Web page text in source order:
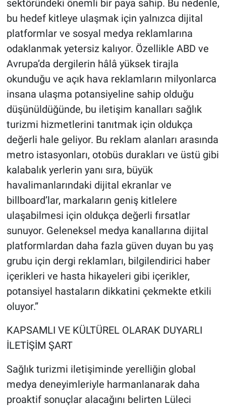
sektöründeki önemli bir paya sahip. Bu nedenle,
bu hedef kitleye ulaşmak için yalnızca dijital
platformlar ve sosyal medya reklamlarına
odaklanmak yetersiz kalıyor. Özellikle ABD ve
Avrupa’da dergilerin hâlâ yüksek tirajla
okunduğu ve açık hava reklamların milyonlarca
insana ulaşma potansiyeline sahip olduğu
düşünüldüğünde, bu iletişim kanalları sağlık
turizmi hizmetlerini tanıtmak için oldukça
değerli hale geliyor. Bu reklam alanları arasında
metro istasyonları, otobüs durakları ve üstü gibi
kalabalık yerlerin yanı sıra, büyük
havalimanlarındaki dijital ekranlar ve
billboard’lar, markaların geniş kitlelere
ulaşabilmesi için oldukça değerli fırsatlar
sunuyor. Geleneksel medya kanallarına dijital
platformlardan daha fazla güven duyan bu yaş
grubu için dergi reklamları, bilgilendirici haber
içerikleri ve hasta hikayeleri gibi içerikler,
potansiyel hastaların dikkatini çekmekte etkili
oluyor.”
KAPSAMLI VE KÜLTÜREL OLARAK DUYARLI
İLETİŞİM ŞART
Sağlık turizmi iletişiminde yerelliğin global
medya deneyimleriyle harmanlanarak daha
proaktif sonuçlar alacağını belirten Lüleci